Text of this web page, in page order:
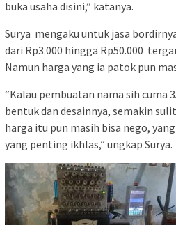
buka usaha disini,” katanya.
Surya mengaku untuk jasa
dari Rp3.000 hingga Rp50.000
Namun harga yang ia patok pun
“Kalau pembuatan nama sih
bentuk dan desainnya, semakin
harga itu pun masih bisa nego,
yang penting ikhlas,” ungkap Surya.